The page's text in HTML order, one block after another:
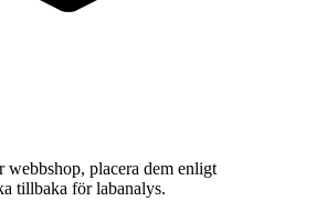
webbshop, placera dem enligt
tillbaka för labanalys.